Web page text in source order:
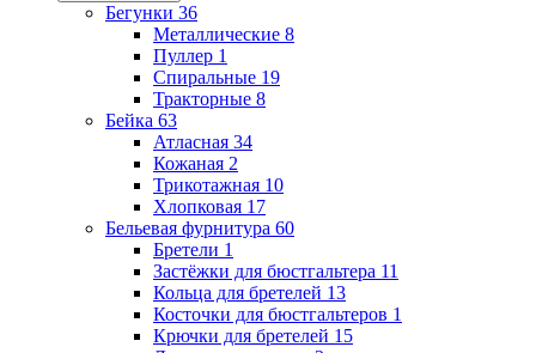
Бегунки 36
Металлические 8
Пуллер 1
Спиральные 19
Тракторные 8
Бейка 63
Атласная 34
Кожаная 2
Трикотажная 10
Хлопковая 17
Бельевая фурнитура 60
Бретели 1
Застёжки для бюстгальтера 11
Кольца для бретелей 13
Косточки для бюстгальтеров 1
Крючки для бретелей 15